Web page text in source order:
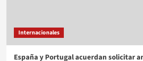
Internacionales
España y Portugal acuerdan solicitar